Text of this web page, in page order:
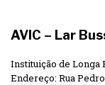
AVIC – Lar
Instituição de Longa
Endereço: Rua